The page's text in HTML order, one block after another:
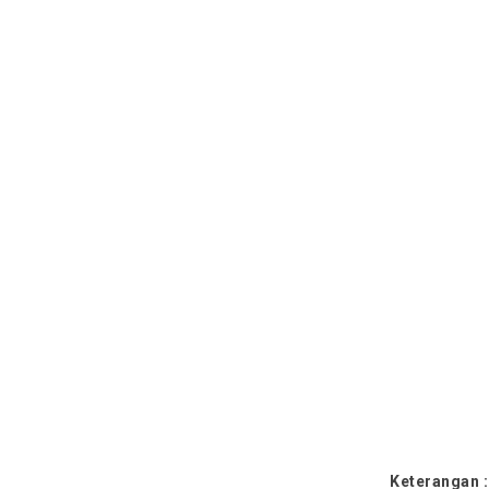
Keterangan